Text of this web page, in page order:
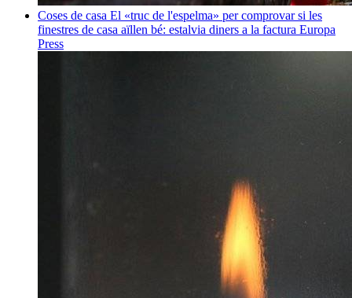
Coses de casa El «truc de l'espelma» per comprovar si les
finestres de casa aïllen bé: estalvia diners a la factura Europa
Press